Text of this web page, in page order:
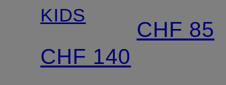
KIDS
CHF 140
CHF 85